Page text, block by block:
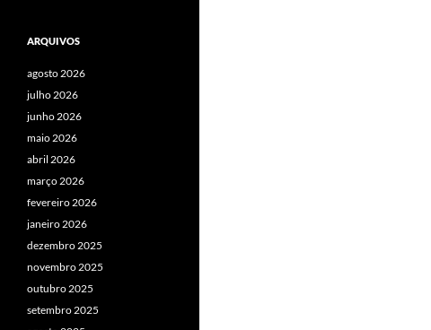
ARQUIVOS
agosto 2026
julho 2026
junho 2026
maio 2026
abril 2026
março 2026
fevereiro 2026
janeiro 2026
dezembro 2025
novembro 2025
outubro 2025
setembro 2025